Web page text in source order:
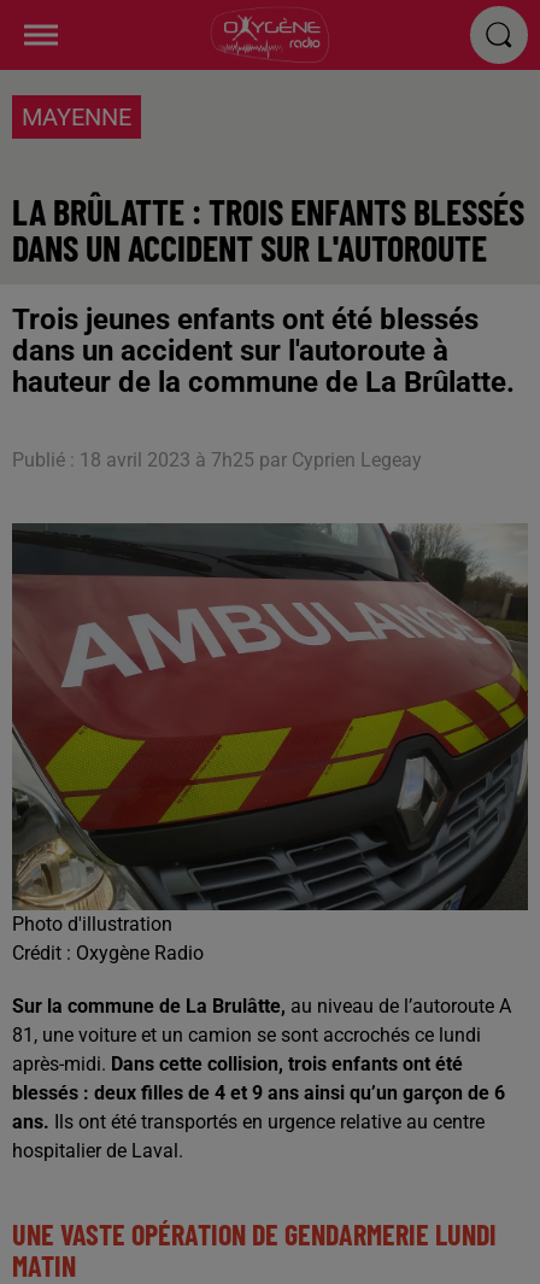
MAYENNE
LA BRÛLATTE : TROIS ENFANTS BLESSÉS
DANS UN ACCIDENT SUR L'AUTOROUTE
Trois jeunes enfants ont été blessés
dans un accident sur l'autoroute à
hauteur de la commune de La Brûlatte.
Publié : 18 avril 2023 à 7h25 par Cyprien Legeay
Photo d'illustration
Crédit : Oxygène Radio
Sur la commune de La Brulâtte, au niveau de l’autoroute A
81, une voiture et un camion se sont accrochés ce lundi
après-midi. Dans cette collision, trois enfants ont été
blessés : deux filles de 4 et 9 ans ainsi qu’un garçon de 6
ans. Ils ont été transportés en urgence relative au centre
hospitalier de Laval.
UNE VASTE OPÉRATION DE GENDARMERIE LUNDI
MATIN